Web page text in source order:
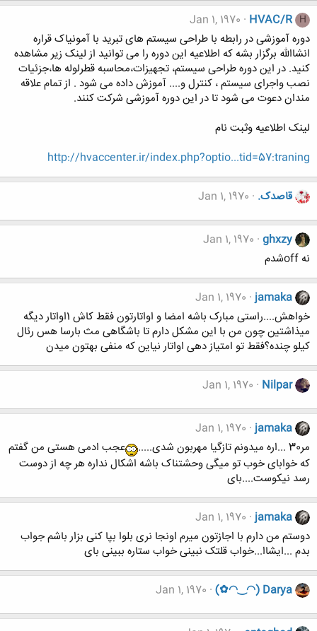
H
HVAC/R
Jan 1, 1970
دوره آموزشی در رابطه با طراحی سیستم های تبرید با آمونیاک قراره
انشاالله برگزار بشه که اطلاعیه این دوره را می توانید از لینک زیر مشاهده
کنید. در این دوره طراحی سیستم، تجهیزات،محاسبه قطرلوله ها،جزئیات
نصب واجرای سیستم ، کنترل و.... آموزش داده می شود . از تمام علاقه
مندان دعوت می شود تا در این دوره آموزشی شرکت کنند.
لینک اطلاعیه وثبت نام
http://hvaccenter.ir/index.php?optio...tid=57:traning
قاصدک. Jan 1, 1970
ghxzy
Jan 1, 1970
نه offشدم
jamaka
Jan 1, 1970
خواهش....راستی مبارک باشه امضا و اواتارتون فقط کاش 1اواتار دیگه
میذاشتین چون من با این مشکل دارم تا باشگاهی مث بارسا هس رئال
کیلو چنده؟فقط تو امتیاز دهی اواتار نیاین که منفی بهتون میدن
Nilpar
Jan 1, 1970
jamaka
Jan 1, 1970
مر30 ...اره میدونم تازگیا مهربون شدی.....
عجب ادمی هستی من گفتم
که خوابای خوب تو میگی وحشتناک باشه اشکال نداره هر چه از دوست
رسد نیکوست....بای
jamaka
Jan 1, 1970
دوستم من دارم با اجازتون میرم اونجا نری بلوا بپا کنی بزار باشم جواب
بدم ...ایشاا...خواب قلتک نبینی خواب ستاره ببینی بای
(✿◠‿◠) Darya
Jan 1, 1970